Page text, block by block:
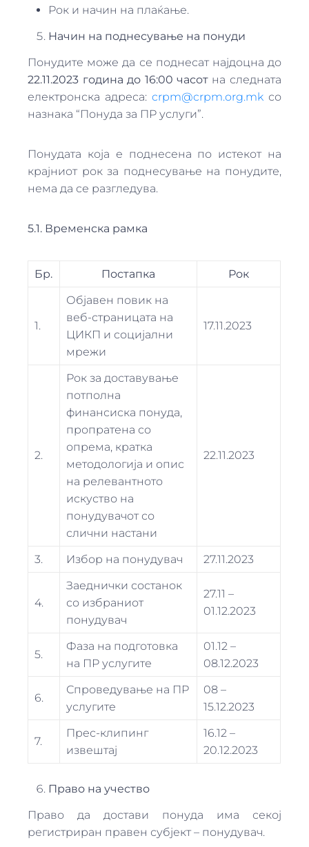
Рок и начин на плаќање.
Начин на поднесување на понуди
Понудите може да се поднесат најдоцна до
22.11.2023 година до 16:00 часотна следната
електронска адреса: crpm@crpm.org.mkсо
назнака “Понуда за ПР услуги”.
Понудата која е поднесена по истекот на
крајниот рок за поднесување на понудите,
нема да се разгледува.
5.1. Временска рамка
Бр. Постапка Рок
1.
Објавен повик на
веб-страницата на
ЦИКП и социјални
мрежи
17.11.2023
2.
Рок за доставување
потполна
финансиска понуда,
пропратена со
опрема, кратка
методологија и опис
на релевантното
искуство на
понудувачот со
слични настани
22.11.2023
3. Избор на понудувач 27.11.2023
4.
Заеднички состанок
со избраниот
понудувач
27.11 –
01.12.2023
5.
Фаза на подготовка
на ПР услугите
01.12 –
08.12.2023
6.
Спроведување на ПР
услугите
08 –
15.12.2023
7.
Прес-клипинг
извештај
16.12 –
20.12.2023
Право на учество
Право да достави понуда има секој
регистриран правен субјект – понудувач.